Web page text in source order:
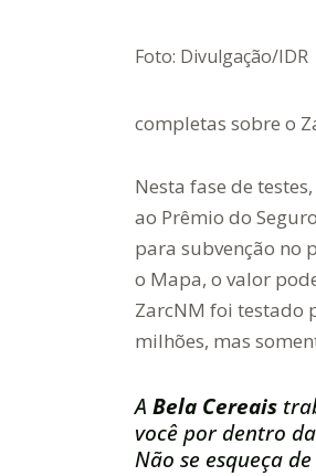
Foto: Divulgação/IDR
completas sobre o
Nesta fase de
ao Prêmio do
para subvenção no
o Mapa, o valor
ZarcNM foi testado
milhões, mas
A Bela Cereais
você por dentro
Não se esqueça